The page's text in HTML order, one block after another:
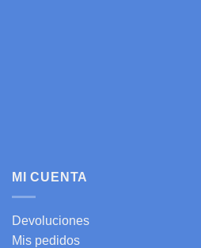
MI CUENTA
Devoluciones
Mis pedidos